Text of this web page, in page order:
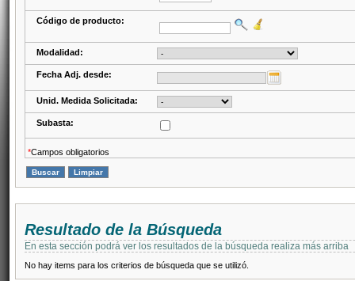
Código de producto:
Modalidad:
Fecha Adj. desde:
Unid. Medida Solicitada:
Subasta:
*Campos obligatorios
Resultado de la Búsqueda
En esta sección podrá ver los resultados de la búsqueda realiza más arriba
No hay items para los criterios de búsqueda que se utilizó.